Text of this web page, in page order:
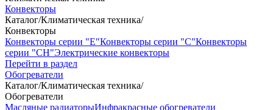
Конвекторы
Каталог/Климатическая техника/
Конвекторы
Конвекторы серии "Е"Конвекторы серии "С"Конвекторы
серии "СН"Электрические конвекторы
Перейти в раздел
Обогреватели
Каталог/Климатическая техника/
Обогреватели
Масляные радиаторыИнфракрасные обогреватели